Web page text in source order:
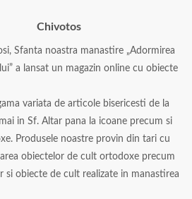
Chivotos
Sfanta noastra manastire „Adormirea
a lansat un magazin online cu obiecte
variata de articole bisericesti de la
in Sf. Altar pana la icoane precum si
Produsele noastre provin din tari cu
obiectelor de cult ortodoxe precum
si obiecte de cult realizate in manastirea